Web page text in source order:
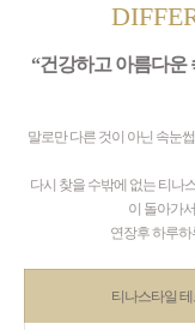
“건강하고 아름다운
말로만 다른 것이 아닌 속눈
다시 찾을 수밖에 없는 티나
이 돌아가
연장후 하루
티나스타일